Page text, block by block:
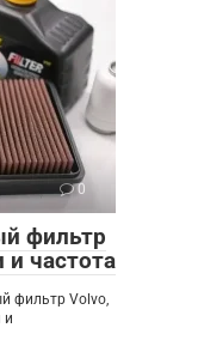
0
фильтр
частота
фильтр Volvo,
и